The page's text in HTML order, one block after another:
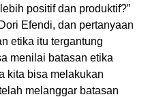
positif dan produktif?”
Efendi, dan pertanyaan
etika itu tergantung
menilai batasan etika
kita bisa melakukan
melanggar batasan